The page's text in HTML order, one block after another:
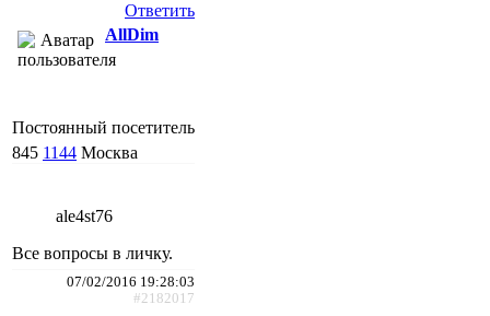
Ответить
AllDim
Постоянный посетитель
845 1144 Москва
ale4st76
Все вопросы в личку.
07/02/2016 19:28:03
#2182017